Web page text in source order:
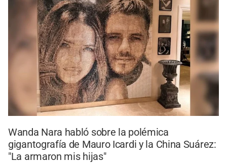
Wanda Nara habló sobre la polémica
gigantografía de Mauro Icardi y la China Suárez:
"La armaron mis hijas"